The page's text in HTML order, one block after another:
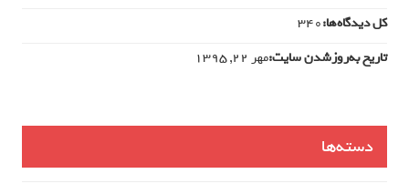
کل دیدگاه‌ها:340
تاریخ به‌روزشدن سایت:مهر ۲۲, ۱۳۹۵
دسته‌ها